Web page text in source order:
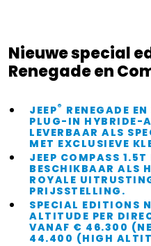
Nieuwe special
Renegade en
JEEP® RENEGADE
PLUG-IN HYBRIDE-
LEVERBAAR ALS
MET EXCLUSIEVE
JEEP COMPASS
BESCHIKBAAR ALS
ROYALE
PRIJSSTELLING.
SPECIAL EDITIONS
ALTITUDE PER
VANAF € 46.300
44.400 (HIGH